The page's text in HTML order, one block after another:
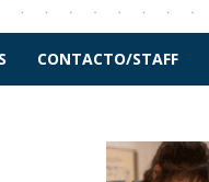
CONTACTO/STAFF